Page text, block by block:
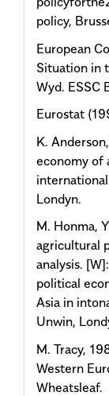
policy,
European
Situation in
Wyd. ESSC
Eurostat
K.
economy of
Londyn.
M. Honma,
agricultural
analysis.
political
Asia in
Unwin,
M. Tracy,
Western
Wheatsleaf.